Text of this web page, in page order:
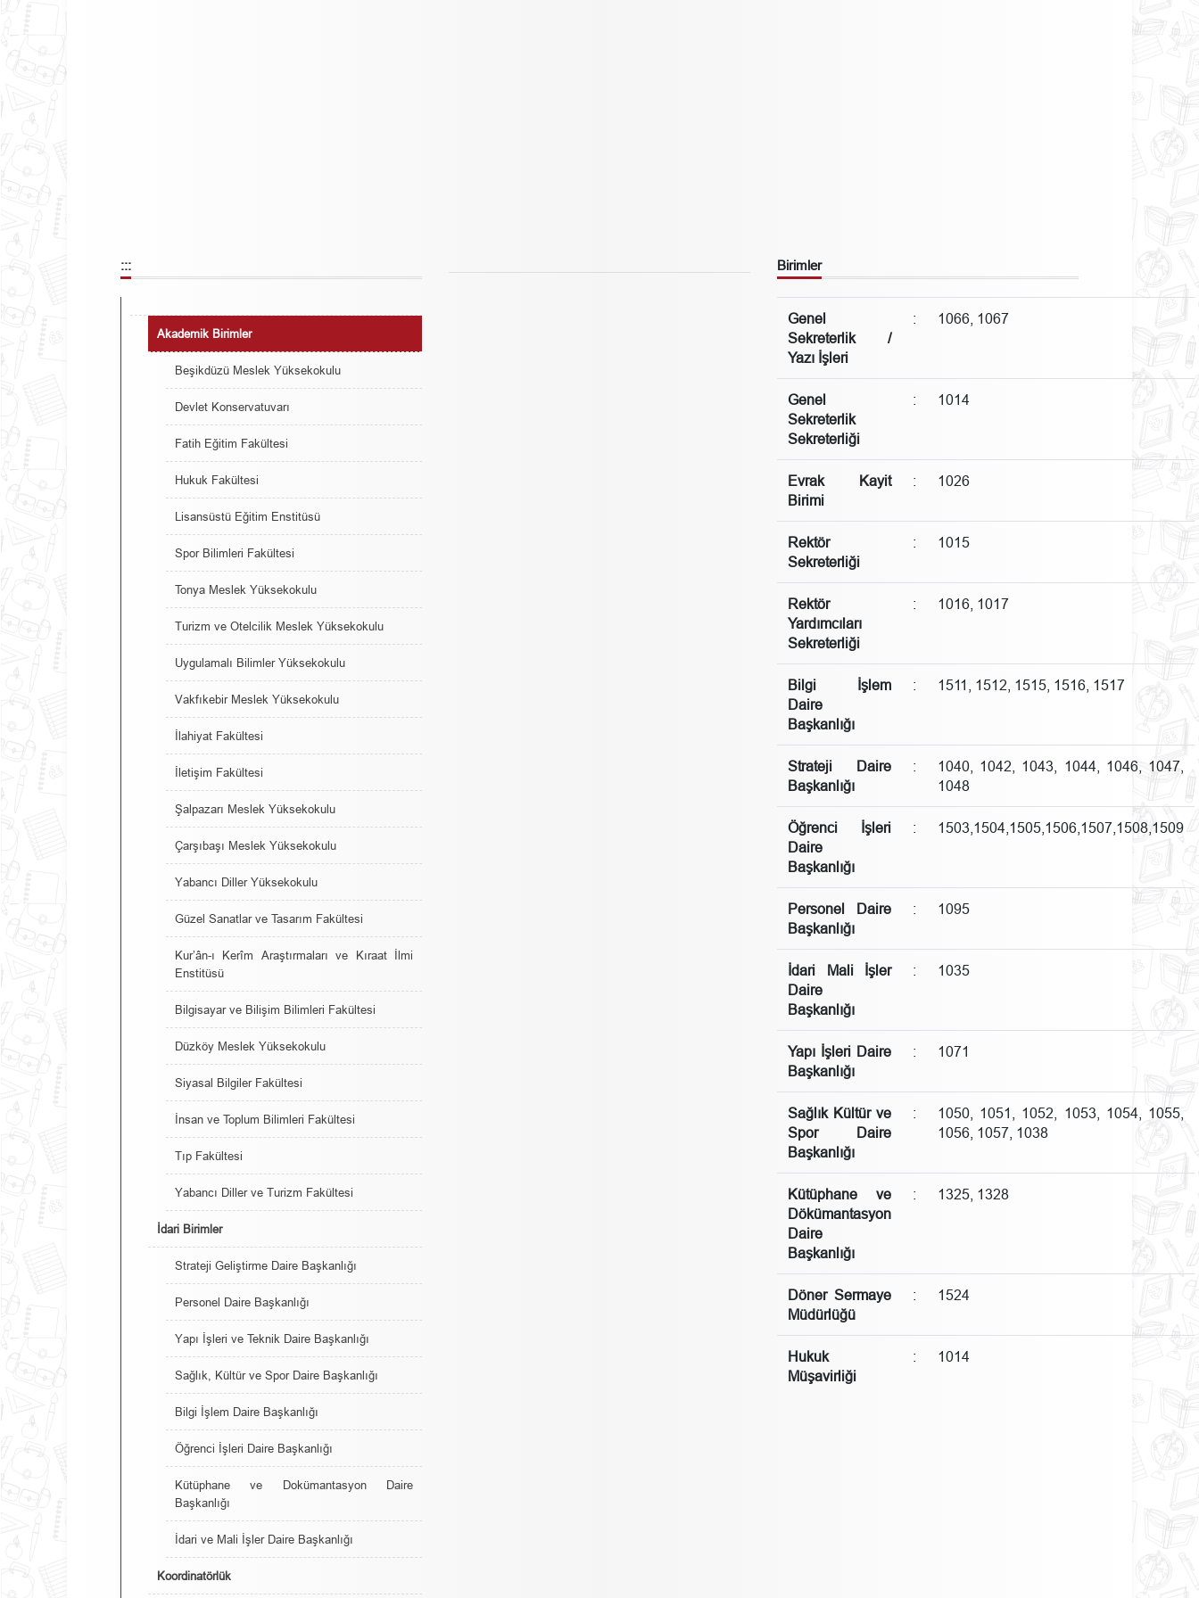
:::
Akademik Birimler
Beşikdüzü Meslek Yüksekokulu
Devlet Konservatuvarı
Fatih Eğitim Fakültesi
Hukuk Fakültesi
Lisansüstü Eğitim Enstitüsü
Spor Bilimleri Fakültesi
Tonya Meslek Yüksekokulu
Turizm ve Otelcilik Meslek Yüksekokulu
Uygulamalı Bilimler Yüksekokulu
Vakfıkebir Meslek Yüksekokulu
İlahiyat Fakültesi
İletişim Fakültesi
Şalpazarı Meslek Yüksekokulu
Çarşıbaşı Meslek Yüksekokulu
Yabancı Diller Yüksekokulu
Güzel Sanatlar ve Tasarım Fakültesi
Kur’ân-ı Kerîm Araştırmaları ve Kıraat İlmi
Enstitüsü
Bilgisayar ve Bilişim Bilimleri Fakültesi
Düzköy Meslek Yüksekokulu
Siyasal Bilgiler Fakültesi
İnsan ve Toplum Bilimleri Fakültesi
Tıp Fakültesi
Yabancı Diller ve Turizm Fakültesi
İdari Birimler
Strateji Geliştirme Daire Başkanlığı
Personel Daire Başkanlığı
Yapı İşleri ve Teknik Daire Başkanlığı
Sağlık, Kültür ve Spor Daire Başkanlığı
Bilgi İşlem Daire Başkanlığı
Öğrenci İşleri Daire Başkanlığı
Kütüphane ve Dokümantasyon Daire
Başkanlığı
İdari ve Mali İşler Daire Başkanlığı
Koordinatörlük
Birimler
Genel
Sekreterlik /
Yazı İşleri
: 1066, 1067
Genel
Sekreterlik
Sekreterliği
: 1014
Evrak Kayit
Birimi
: 1026
Rektör
Sekreterliği
: 1015
Rektör
Yardımcıları
Sekreterliği
: 1016, 1017
Bilgi İşlem
Daire
Başkanlığı
: 1511, 1512, 1515, 1516, 1517
Strateji Daire
Başkanlığı
:
1040, 1042, 1043, 1044, 1046, 1047,
1048
Öğrenci İşleri
Daire
Başkanlığı
: 1503,1504,1505,1506,1507,1508,1509
Personel Daire
Başkanlığı
: 1095
İdari Mali İşler
Daire
Başkanlığı
: 1035
Yapı İşleri Daire
Başkanlığı
: 1071
Sağlık Kültür ve
Spor Daire
Başkanlığı
:
1050, 1051, 1052, 1053, 1054, 1055,
1056, 1057, 1038
Kütüphane ve
Dökümantasyon
Daire
Başkanlığı
: 1325, 1328
Döner Sermaye
Müdürlüğü
: 1524
Hukuk
Müşavirliği
: 1014